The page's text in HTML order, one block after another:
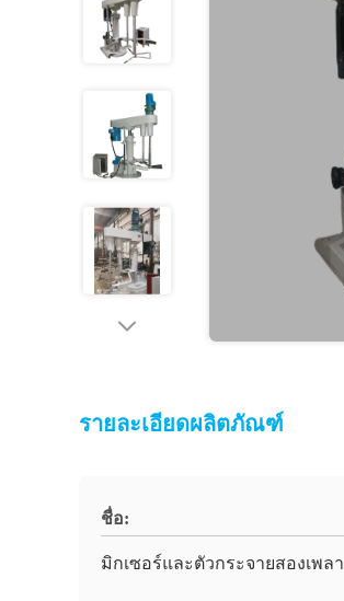
รายละเอียดผลิตภัณฑ์
ชื่อ:
มิกเซอร์และตัวกระจายสองเพลา